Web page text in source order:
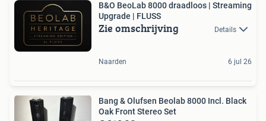
B&O BeoLab 8000 draadloos | Streaming
Upgrade | FLUSS
Zie omschrijving Details
Naarden 6 jul 26
Bang & Olufsen Beolab 8000 Incl. Black
Oak Front Stereo Set